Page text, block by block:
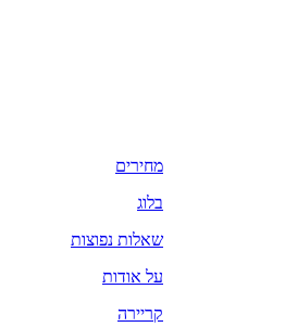
מחירים
בלוג
שאלות נפוצות
על אודות
קריירה